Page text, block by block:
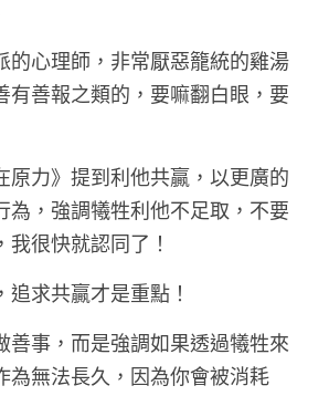
的心理師，非常厭惡籠統的雞湯
有善報之類的，要嘛翻白眼，要
原力》提到利他共贏，以更廣的
為，強調犧牲利他不足取，不要
很快就認同了！
求共贏才是重點！
善事，而是強調如果透過犧牲來
為無法長久，因為你會被消耗